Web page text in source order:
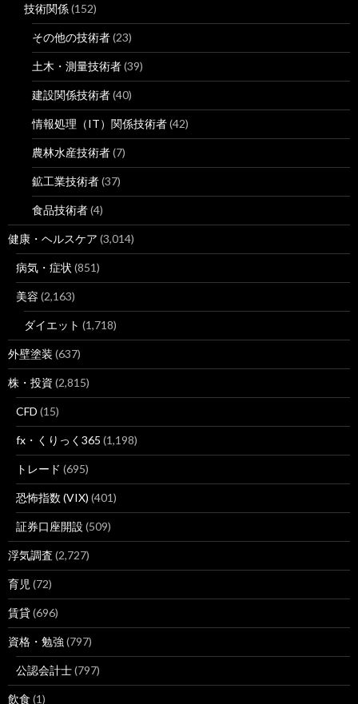
技術関係(152)
その他の技術者(23)
土木・測量技術者(39)
建設関係技術者(40)
情報処理（IT）関係技術者(42)
農林水産技術者(7)
鉱工業技術者(37)
食品技術者(4)
健康・ヘルスケア (3,014)
病気・症状 (851)
美容 (2,163)
ダイエット (1,718)
外壁塗装 (637)
株・投資 (2,815)
CFD (15)
fx・くりっく365 (1,198)
トレード (695)
恐怖指数 (VIX) (401)
証券口座開設 (509)
浮気調査 (2,727)
育児 (72)
賃貸(696)
資格・勉強 (797)
公認会計士(797)
飲食 (1)